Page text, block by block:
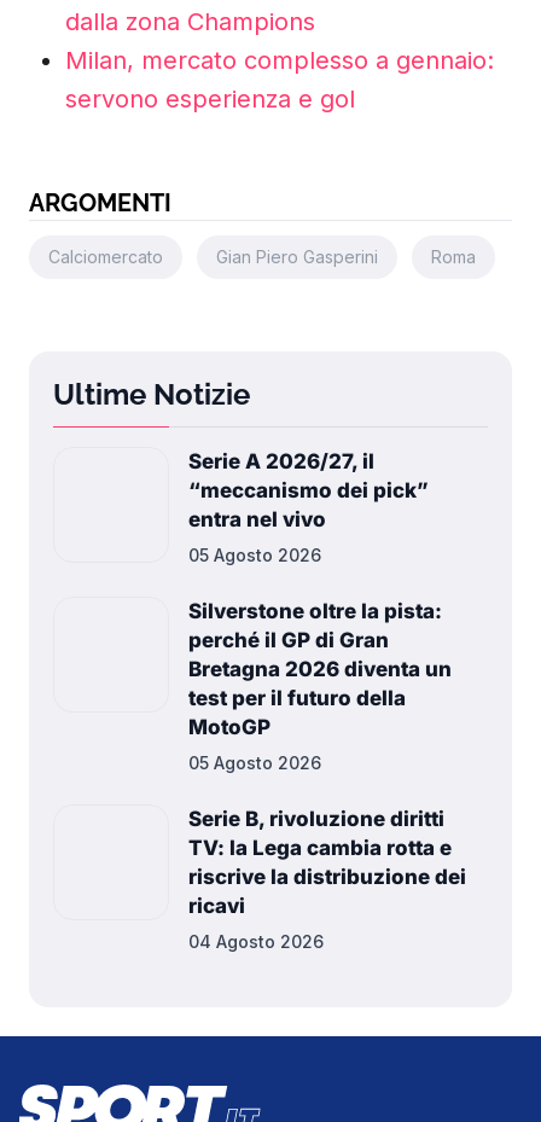
dalla zona Champions
Milan, mercato complesso a gennaio:
servono esperienza e gol
ARGOMENTI
Calciomercato Gian Piero Gasperini Roma
Ultime Notizie
Serie A 2026/27, il
“meccanismo dei pick”
entra nel vivo
05 Agosto 2026
Silverstone oltre la pista:
perché il GP di Gran
Bretagna 2026 diventa un
test per il futuro della
MotoGP
05 Agosto 2026
Serie B, rivoluzione diritti
TV: la Lega cambia rotta e
riscrive la distribuzione dei
ricavi
04 Agosto 2026